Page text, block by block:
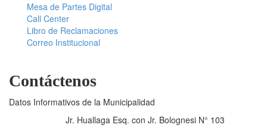
Mesa de Partes Digital
Call Center
Libro de Reclamaciones
Correo Institucional
Contáctenos
Datos Informativos de la Municipalidad
Jr. Huallaga Esq. con Jr. Bolognesi N° 103